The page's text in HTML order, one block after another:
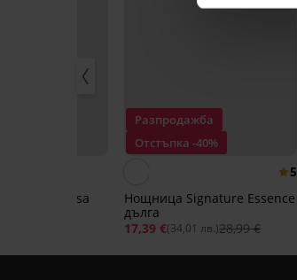
Luisa
Разпродажба
Отстъпка -40%
5
Нощница Signature Essence
дълга
17,39 €(34,01 лв.)28,99 €